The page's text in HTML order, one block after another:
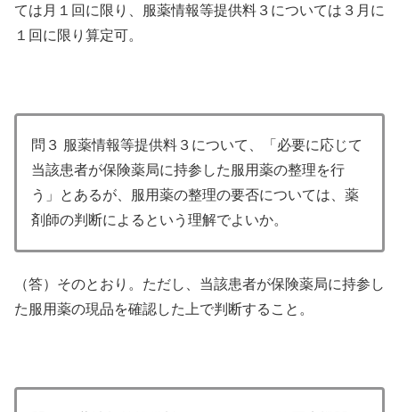
ては月１回に限り、服薬情報等提供料３については３月に
１回に限り算定可。
問３ 服薬情報等提供料３について、「必要に応じて
当該患者が保険薬局に持参した服用薬の整理を行
う」とあるが、服用薬の整理の要否については、薬
剤師の判断によるという理解でよいか。
（答）そのとおり。ただし、当該患者が保険薬局に持参し
た服用薬の現品を確認した上で判断すること。